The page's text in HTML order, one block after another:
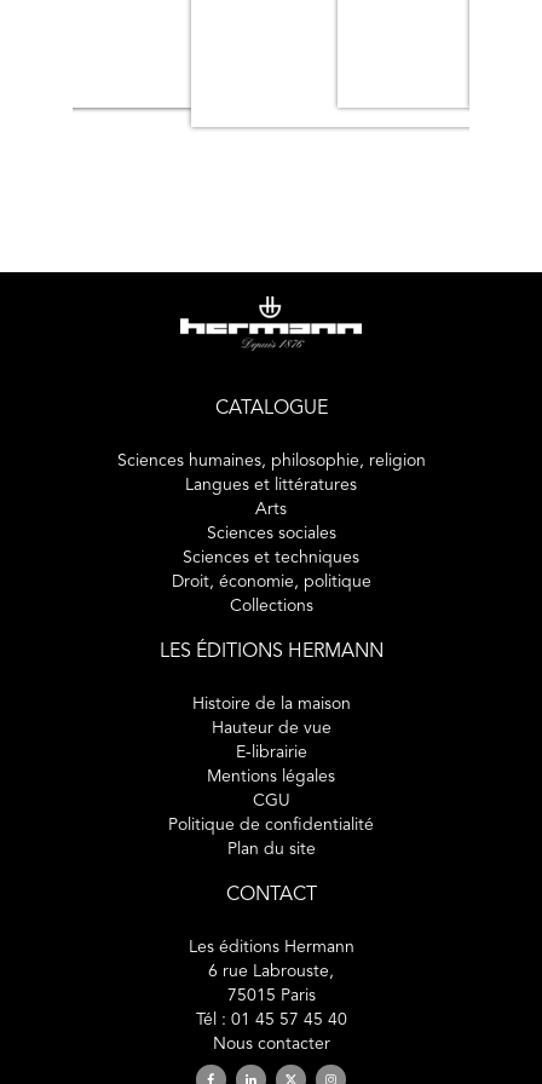
CATALOGUE
Sciences humaines, philosophie, religion
Langues et littératures
Arts
Sciences sociales
Sciences et techniques
Droit, économie, politique
Collections
LES ÉDITIONS HERMANN
Histoire de la maison
Hauteur de vue
E-librairie
Mentions légales
CGU
Politique de confidentialité
Plan du site
CONTACT
Les éditions Hermann
6 rue Labrouste,
75015 Paris
Tél : 01 45 57 45 40
Nous contacter